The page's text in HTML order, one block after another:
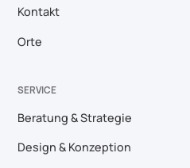
Kontakt
Orte
SERVICE
Beratung & Strategie
Design & Konzeption